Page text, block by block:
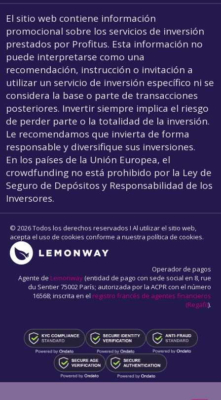
El sitio web contiene información
promocional sobre los servicios de inversión
prestados por Profitus. Esta información no
puede interpretarse como una
recomendación, instrucción o invitación a
utilizar un servicio de inversión específico ni se
considera la base o parte de transacciones
posteriores. Invertir siempre implica el riesgo
de perder parte o la totalidad de la inversión.
Le recomendamos que invierta de forma
responsable y diversifique sus inversiones.
En los países de la Unión Europea, el
crowdfunding no está prohibido por la Ley de
Seguro de Depósitos y Responsabilidad de los
Inversores.
© 2026 Todos los derechos reservados I Al utilizar el sitio web,
acepta el uso de cookies conforme a nuestra política de cookies.
Operador de pagos
Agente de Lemonway(entidad de pago con sede social en 8, rue
du Sentier 75002 París; autorizada por la ACPR con el número
16568; inscrita en el registro francés de agentes financieros
(Regafi)).